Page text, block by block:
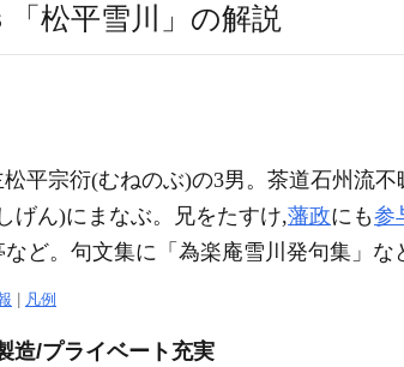
「松平雪川」の解説
平宗衍(むねのぶ)の3男。茶道石州流
げん)にまなぶ。兄をたすけ,藩政にも参
ど。句文集に「為楽庵雪川発句集」な
凡例
造/プライベート充実